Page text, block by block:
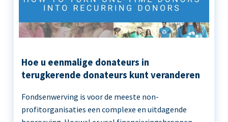
Hoe u eenmalige donateurs in
terugkerende donateurs kunt veranderen
Fondsenwerving is voor de meeste non-
profitorganisaties een complexe en uitdagende